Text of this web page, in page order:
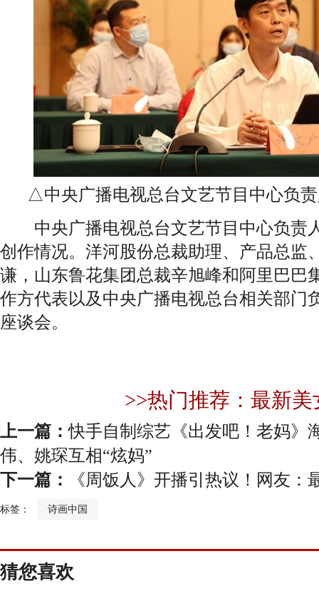
△中央广播电视总台文艺节目中心负
中央广播电视总台文艺节目中心负责
创作情况。洋河股份总裁助理、产品总监
谦，山东鲁花集团总裁辛旭峰和阿里巴巴
作方代表以及中央广播电视总台相关部门
座谈会。
>>热门推荐：最新美
上一篇：快手自制综艺《出发吧！老妈》
伟、姚琛互相“炫妈”
下一篇：
《周饭人》开播引热议！网友：
标签： 诗画中国
猜您喜欢